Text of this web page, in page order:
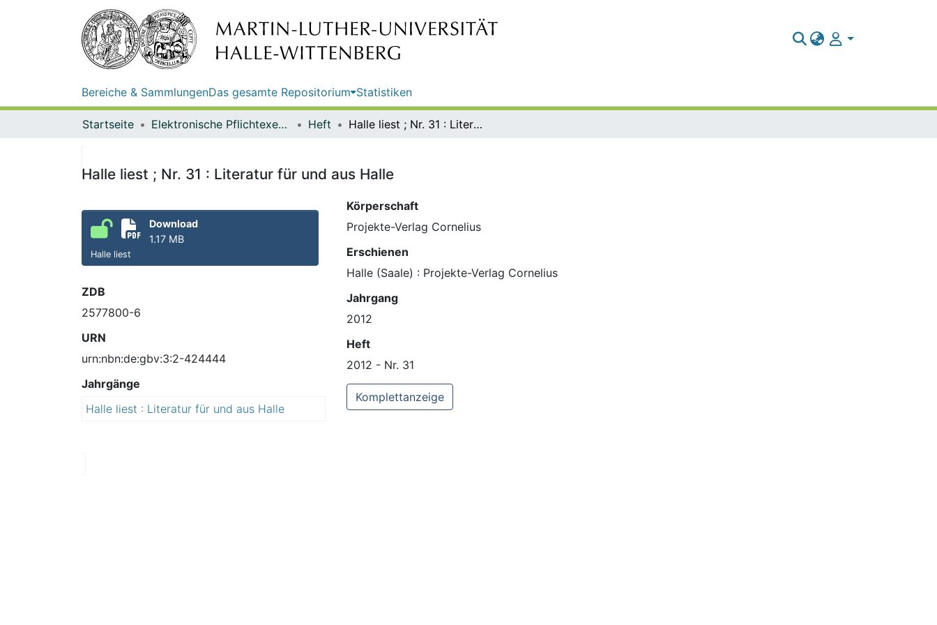
Bereiche & SammlungenDas gesamte Repositorium Statistiken
Startseite Elektronische Pflichtexemplare Heft Halle liest ; Nr. 31 : Literatur für und aus Halle
Halle liest ; Nr. 31 : Literatur für und aus Halle
Download
1.17 MB
Halle liest
ZDB
2577800-6
URN
urn:nbn:de:gbv:3:2-424444
Jahrgänge
Halle liest : Literatur für und aus Halle
Körperschaft
Projekte-Verlag Cornelius
Erschienen
Halle (Saale) : Projekte-Verlag Cornelius
Jahrgang
2012
Heft
2012 - Nr. 31
Komplettanzeige